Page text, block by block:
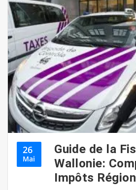
26
Mai
Guide de la
Wallonie:
Impôts